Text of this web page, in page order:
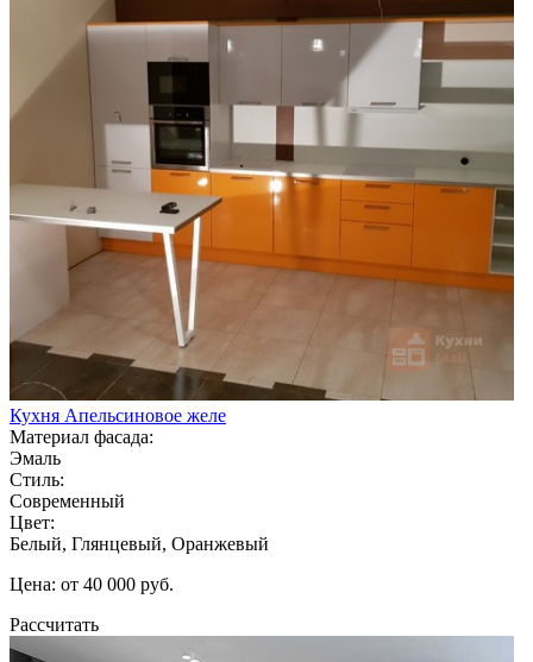
Кухня Апельсиновое желе
Материал фасада:
Эмаль
Стиль:
Современный
Цвет:
Белый, Глянцевый, Оранжевый
Цена: от 40 000 руб.
Рассчитать